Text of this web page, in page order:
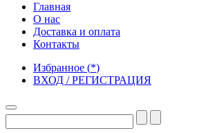
Главная
О нас
Доставка и оплата
Контакты
Избранное (*)
ВХОД / РЕГИСТРАЦИЯ